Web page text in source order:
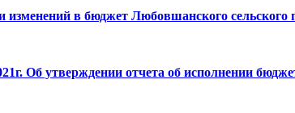
изменений в бюджет Любовшанского
Об утверждении отчета об исполнении